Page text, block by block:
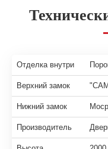
Отделка внутри
Верхний замок
Нижний замок
Производитель